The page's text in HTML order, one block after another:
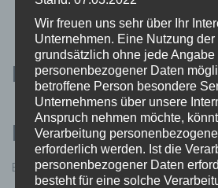
Recent Posts
Recent Comments
Es sind keine Kommentare vorhanden.
Wir freuen uns sehr über Ihr
Unternehmen. Eine Nutzung
grundsätzlich ohne jede Angabe
personenbezogener Daten
betroffene Person besondere
Unternehmens über unsere
Anspruch nehmen möchte,
Verarbeitung
erforderlich werden. Ist die
personenbezogener Daten
besteht für eine solche